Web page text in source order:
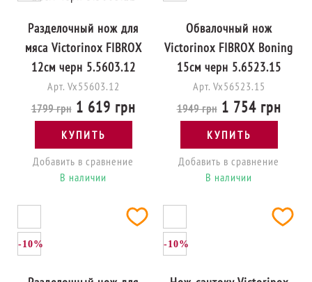
Разделочный нож для
мяса Victorinox FIBROX
12см черн 5.5603.12
Арт. Vx55603.12
1799 грн1 619 грн
КУПИТЬ
Добавить в сравнение
В наличии
Обвалочный нож
Victorinox FIBROX Boning
15см черн 5.6523.15
Арт. Vx56523.15
1949 грн1 754 грн
КУПИТЬ
Добавить в сравнение
В наличии
-10% -10%